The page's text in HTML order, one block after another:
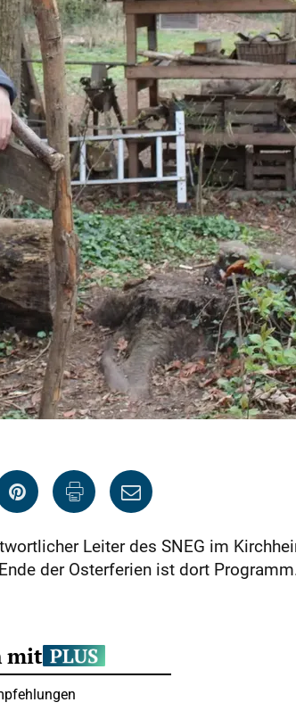
Leiter des SNEG im
der Osterferien ist dort